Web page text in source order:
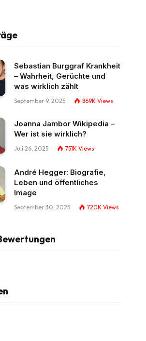
Sebastian Burggraf Krankheit
– Wahrheit, Gerüchte und
was wirklich zählt
September 9, 2025 869K Views
Joanna Jambor Wikipedia –
Wer ist sie wirklich?
Juli 26, 2025 751K Views
André Hegger: Biografie,
Leben und öffentliches
Image
September 30, 2025 720K Views